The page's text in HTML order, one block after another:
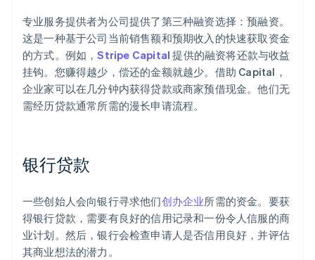
专业服务提供者为公司提供了第三种融资选择：预融资。
这是一种基于公司当前销售额和预期收入的快速获取资金
的方式。例如，Stripe Capital 提供的融资将还款与收益
挂钩。您赚得越少，偿还的金额就越少。借助 Capital，
企业家可以在几分钟内获得贷款或商家预借现金。他们无
需经历贷款通常所需的漫长申请流程。
银行贷款
一些创始人会向银行寻求他们创办企业所需的资金。要获
得银行贷款，需要有良好的信用记录和一份令人信服的商
业计划。然后，银行会检查申请人是否信用良好，并评估
其商业想法的潜力。